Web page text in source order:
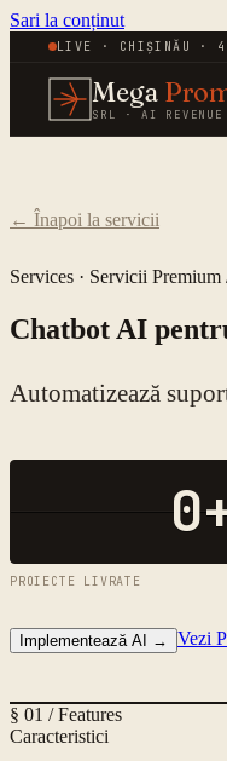
Sari la conținut
LIVE · CHIȘINĂU ·
Mega
SRL · AI REVENUE
← Înapoi la servicii
Services · Servicii Premium
Chatbot AI
Automatizează
0
PROIECTE LIVRATE
Implementează AI → Vezi
§ 01 / Features
Caracteristici